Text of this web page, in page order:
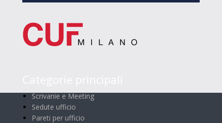
Scrivanie e Meeting
Sedute ufficio
Pareti per ufficio